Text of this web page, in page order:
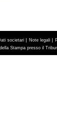
societari | Note legali |
Stampa presso il